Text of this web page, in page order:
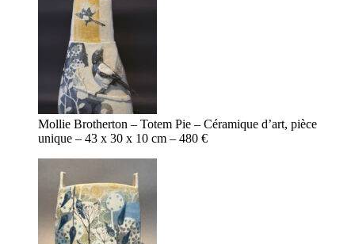
Mollie Brotherton – Totem Pie – Céramique d’art, pièce
unique – 43 x 30 x 10 cm – 480 €